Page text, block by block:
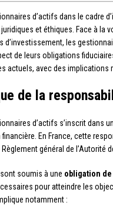
d’actifs dans le cadre
et éthiques. Face à la
les
de leurs obligations
actuels, avec des implications
de la
d’actifs s’inscrit dans
En France, cette
général de l’Autorité
soumis à une obligation
pour atteindre les
notamment :